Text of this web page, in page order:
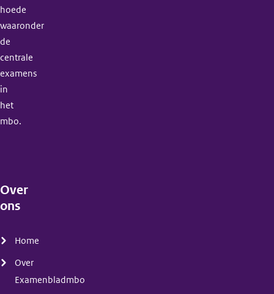
hoede
waaronder
de
centrale
examens
in
het
mbo.
Over
ons
Home
Over
Examenbladmbo